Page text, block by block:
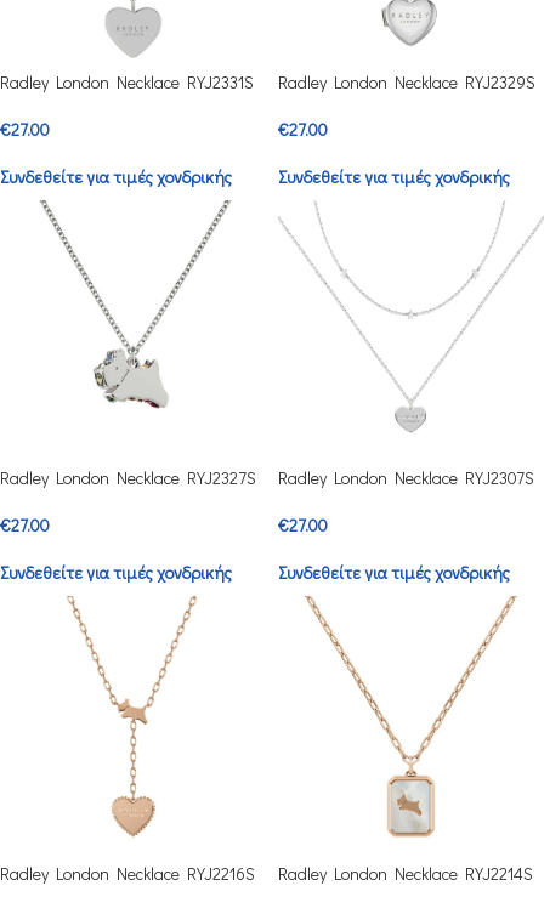
Radley London Necklace RYJ2331S
€27.00
Συνδεθείτε για τιμές χονδρικής
Radley London Necklace RYJ2329S
€27.00
Συνδεθείτε για τιμές χονδρικής
Radley London Necklace RYJ2327S
€27.00
Συνδεθείτε για τιμές χονδρικής
Radley London Necklace RYJ2307S
€27.00
Συνδεθείτε για τιμές χονδρικής
Radley London Necklace RYJ2216S Radley London Necklace RYJ2214S